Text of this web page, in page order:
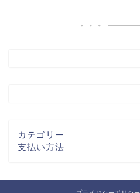
カテゴリー
支払い方法